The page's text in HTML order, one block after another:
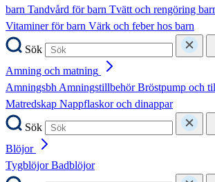
barn Tandvård för barn Tvätt och rengöring
Vitaminer för barn Värk och feber hos barn
Sök
Amning och matning
AmningsbhAmningstillbehörBröstpump och
Matredskap Nappflaskor och dinappar
Sök
Blöjor
TygblöjorBadblöjor